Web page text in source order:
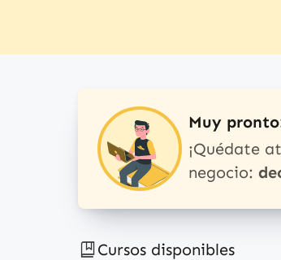
Muy
¡Quédate
negocio:
Cursos disponibles